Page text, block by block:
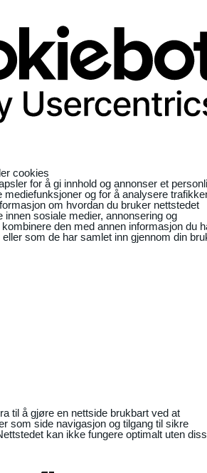
cookies
for å gi innhold og annonser et
mediefunksjoner og for å analysere
om hvordan du bruker nettstedet
innen sosiale medier, annonsering og
den med annen informasjon du
som de har samlet inn gjennom din
til å gjøre en nettside brukbart ved at
som side navigasjon og tilgang til sikre
kan ikke fungere optimalt uten